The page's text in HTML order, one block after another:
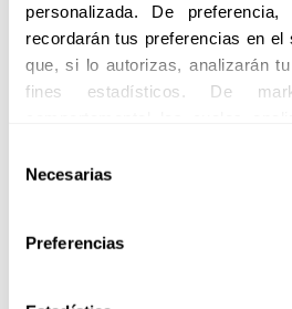
personalizada. De
recordarán tus preferencias en el
que, si lo autorizas, analizarán
fines estadísticos. De
publicidad, personalizar los
para
Necesarias
Preferencias